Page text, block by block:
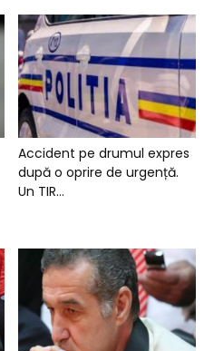
Accident pe drumul expres
după o oprire de urgență.
Un TIR...